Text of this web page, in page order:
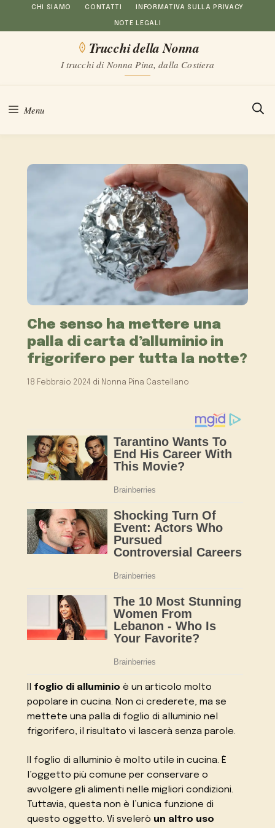
al
CHI SIAMO CONTATTI INFORMATIVA SULLA PRIVACY
NOTE LEGALI
Trucchi della Nonna
I trucchi di Nonna Pina, dalla Costiera
Menu
Che senso ha mettere una
palla di carta d’alluminio in
frigorifero per tutta la notte?
18 Febbraio 2024 di Nonna Pina Castellano
foglio di alluminio è un articolo molto
popolare in cucina. Non ci crederete, ma se
mettete una palla di foglio di alluminio nel
frigorifero, il risultato vi lascerà senza parole.
Il foglio di alluminio è molto utile in cucina. È
l’oggetto più comune per conservare o
avvolgere gli alimenti nelle migliori condizioni.
Tuttavia, questa non è l’unica funzione di
questo oggetto. Vi svelerò un altro uso